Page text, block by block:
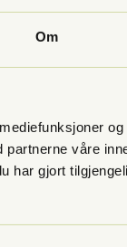
Om
og
partnerne våre
har gjort